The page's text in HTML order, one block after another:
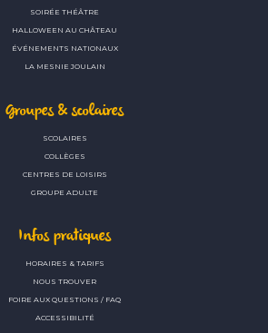
SOIRÉE THÉÂTRE
HALLOWEEN AU CHÂTEAU
ÉVÉNEMENTS NATIONAUX
LA MESNIE JOULAIN
Groupes & scolaires
SCOLAIRES
COLLÈGES
CENTRES DE LOISIRS
GROUPE ADULTE
Infos pratiques
HORAIRES & TARIFS
NOUS TROUVER
FOIRE AUX QUESTIONS / FAQ
ACCESSIBILITÉ